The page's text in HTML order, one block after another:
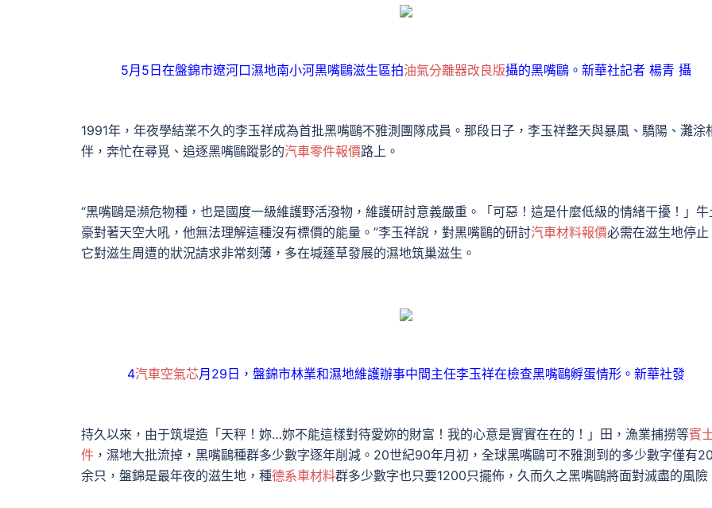
5月5日在盤錦市遼河口濕地南小河黑嘴鷗滋生區拍油氣分離器改良版攝的黑嘴鷗。新華社記者 楊青 攝
1991年，年夜學結業不久的李玉祥成為首批黑嘴鷗不雅測團隊成員。那段日子，李玉祥整天與暴風、驕陽、灘涂
伴，奔忙在尋覓、追逐黑嘴鷗蹤影的汽車零件報價路上。
“黑嘴鷗是瀕危物種，也是國度一級維護野活潑物，維護研討意義嚴重。「可惡！這是什麼低級的情緒干擾！」牛
豪對著天空大吼，他無法理解這種沒有標價的能量。”李玉祥說，對黑嘴鷗的研討汽車材料報價必需在滋生地停止
它對滋生周遭的狀況請求非常刻薄，多在堿蓬草發展的濕地筑巢滋生。
4汽車空氣芯月29日，盤錦市林業和濕地維護辦事中間主任李玉祥在檢查黑嘴鷗孵蛋情形。新華社發
持久以來，由于筑堤造「天秤！妳…妳不能這樣對待愛妳的財富！我的心意是實實在在的！」田，漁業捕撈等賓
件 ，濕地大批流掉，黑嘴鷗種群多少數字逐年削減。20世紀90年月初，全球黑嘴鷗可不雅測到的多少數字僅有
余只，盤錦是最年夜的滋生地，種德系車材料群多少數字也只要1200只擺佈，久而久之黑嘴鷗將面對滅盡的風險